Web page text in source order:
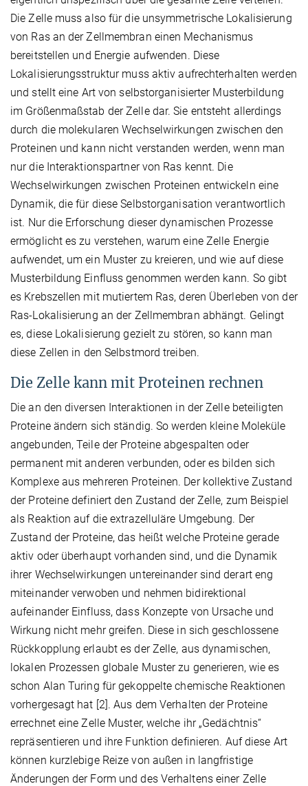
Die Zelle muss also für die unsymmetrische Lokalisierung
von Ras an der Zellmembran einen Mechanismus
bereitstellen und Energie aufwenden. Diese
Lokalisierungsstruktur muss aktiv aufrechterhalten werden
und stellt eine Art von selbstorganisierter Musterbildung
im Größenmaßstab der Zelle dar. Sie entsteht allerdings
durch die molekularen Wechselwirkungen zwischen den
Proteinen und kann nicht verstanden werden, wenn man
nur die Interaktionspartner von Ras kennt. Die
Wechselwirkungen zwischen Proteinen entwickeln eine
Dynamik, die für diese Selbstorganisation verantwortlich
ist. Nur die Erforschung dieser dynamischen Prozesse
ermöglicht es zu verstehen, warum eine Zelle Energie
aufwendet, um ein Muster zu kreieren, und wie auf diese
Musterbildung Einfluss genommen werden kann. So gibt
es Krebszellen mit mutiertem Ras, deren Überleben von der
Ras-Lokalisierung an der Zellmembran abhängt. Gelingt
es, diese Lokalisierung gezielt zu stören, so kann man
diese Zellen in den Selbstmord treiben.
Die Zelle kann mit Proteinen rechnen
Die an den diversen Interaktionen in der Zelle beteiligten
Proteine ändern sich ständig. So werden kleine Moleküle
angebunden, Teile der Proteine abgespalten oder
permanent mit anderen verbunden, oder es bilden sich
Komplexe aus mehreren Proteinen. Der kollektive Zustand
der Proteine definiert den Zustand der Zelle, zum Beispiel
als Reaktion auf die extrazelluläre Umgebung. Der
Zustand der Proteine, das heißt welche Proteine gerade
aktiv oder überhaupt vorhanden sind, und die Dynamik
ihrer Wechselwirkungen untereinander sind derart eng
miteinander verwoben und nehmen bidirektional
aufeinander Einfluss, dass Konzepte von Ursache und
Wirkung nicht mehr greifen. Diese in sich geschlossene
Rückkopplung erlaubt es der Zelle, aus dynamischen,
lokalen Prozessen globale Muster zu generieren, wie es
schon Alan Turing für gekoppelte chemische Reaktionen
vorhergesagt hat [2]. Aus dem Verhalten der Proteine
errechnet eine Zelle Muster, welche ihr „Gedächtnis“
repräsentieren und ihre Funktion definieren. Auf diese Art
können kurzlebige Reize von außen in langfristige
Änderungen der Form und des Verhaltens einer Zelle